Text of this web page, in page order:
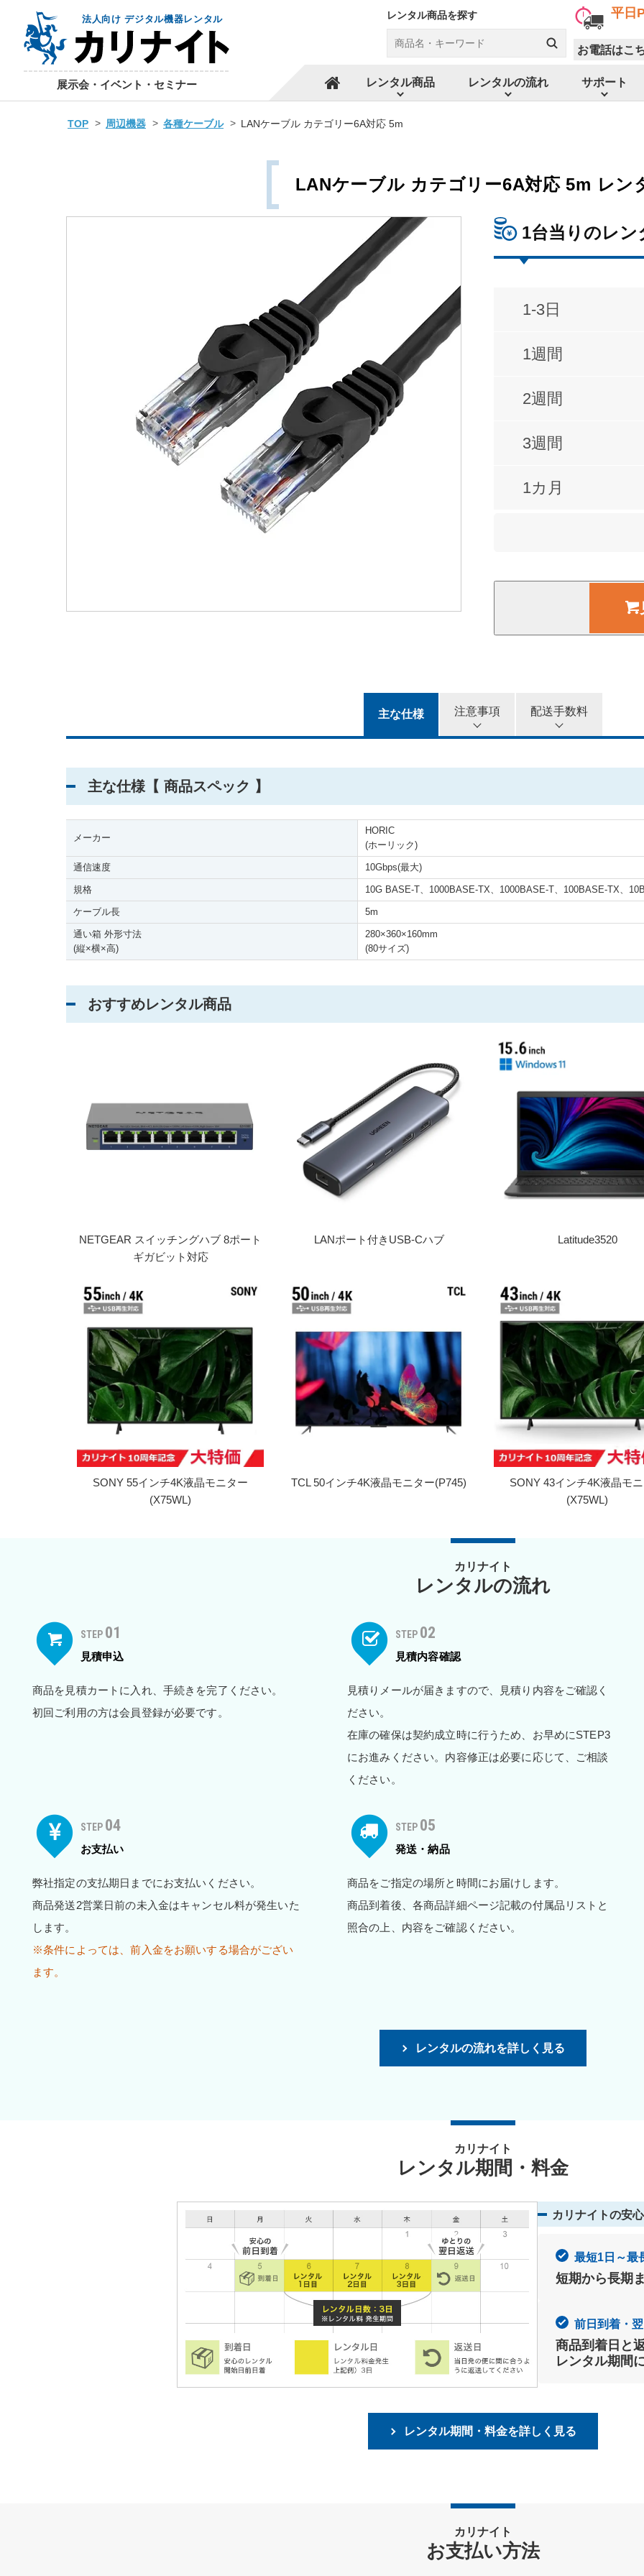
法人向け デジタル機器レンタル
展示会・イベント・セミナー
レンタル商品を探す 平日
お電話はこ
ホーム レンタル商品 レンタルの流れ サポート
TOP 周辺機器 各種ケーブル LANケーブル カテゴリー6A対応 5m
LANケーブル カテゴリー6A対応 5m レン
1台当りのレン
1-3日
1週間
2週間
3週間
1カ月
3カ月
6カ月
主な仕様 注意事項 配送手数料
主な仕様【 商品スペック 】
メーカー
HORIC
(ホーリック)
通信速度 10Gbps(最大)
規格 10G BASE-T、1000BASE-TX、1000BASE-T、100BASE-TX、
ケーブル長 5m
通い箱 外形寸法
(縦×横×高)
280×360×160mm
(80サイズ)
おすすめレンタル商品
NETGEAR スイッチングハブ 8ポート
ギガビット対応
LANポート付きUSB-Cハブ Latitude3520
SONY 55インチ4K液晶モニター
(X75WL)
TCL 50インチ4K液晶モニター(P745)
SONY 43インチ4K液晶モ
(X75WL)
カリナイト
レンタルの流れ
STEP 01
見積申込
商品を見積カートに入れ、手続きを完了ください。
初回ご利用の方は会員登録が必要です。
STEP 02
見積内容確認
見積りメールが届きますので、見積り内容をご確認く
ださい。
在庫の確保は契約成立時に行うため、お早めにSTEP3
にお進みください。内容修正は必要に応じて、ご相談
ください。
STEP 04
お支払い
弊社指定の支払期日までにお支払いください。
商品発送2営業日前の未入金はキャンセル料が発生いた
します。
※条件によっては、前入金をお願いする場合がござい
ます。
STEP 05
発送・納品
商品をご指定の場所と時間にお届けします。
商品到着後、各商品詳細ページ記載の付属品リストと
照合の上、内容をご確認ください。
レンタルの流れを詳しく見る
カリナイト
レンタル期間・料金
カリナイトの安
最短1日～最
短期から長期
前日到着・
商品到着日と
レンタル期間
レンタル期間・料金を詳しく見る
カリナイト
お支払い方法